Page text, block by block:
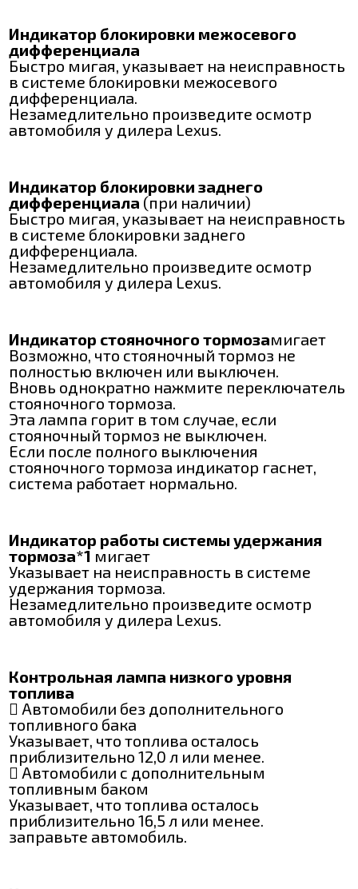
Индикатор блокировки межосевого
дифференциала
Быстро мигая, указывает на неисправность
в системе блокировки межосевого
дифференциала.
Незамедлительно произведите осмотр
автомобиля у дилера Lexus.
Индикатор блокировки заднего
дифференциала (при наличии)
Быстро мигая, указывает на неисправность
в системе блокировки заднего
дифференциала.
Незамедлительно произведите осмотр
автомобиля у дилера Lexus.
Индикатор стояночного тормозамигает
Возможно, что стояночный тормоз не
полностью включен или выключен.
Вновь однократно нажмите переключатель
стояночного тормоза.
Эта лампа горит в том случае, если
стояночный тормоз не выключен.
Если после полного выключения
стояночного тормоза индикатор гаснет,
система работает нормально.
Индикатор работы системы удержания
тормоза*1 мигает
Указывает на неисправность в системе
удержания тормоза.
Незамедлительно произведите осмотр
автомобиля у дилера Lexus.
Контрольная лампа низкого уровня
топлива
 Автомобили без дополнительного
топливного бака
Указывает, что топлива осталось
приблизительно 12,0 л или менее.
 Автомобили с дополнительным
топливным баком
Указывает, что топлива осталось
приблизительно 16,5 л или менее.
заправьте автомобиль.